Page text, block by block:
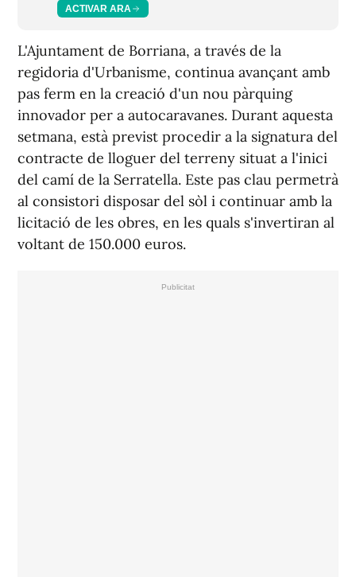
ACTIVAR ARA
L'Ajuntament de Borriana, a través de la
regidoria d'Urbanisme, continua avançant amb
pas ferm en la creació d'un nou pàrquing
innovador per a autocaravanes. Durant aquesta
setmana, està previst procedir a la signatura del
contracte de lloguer del terreny situat a l'inici
del camí de la Serratella. Este pas clau permetrà
al consistori disposar del sòl i continuar amb la
licitació de les obres, en les quals s'invertiran al
voltant de 150.000 euros.